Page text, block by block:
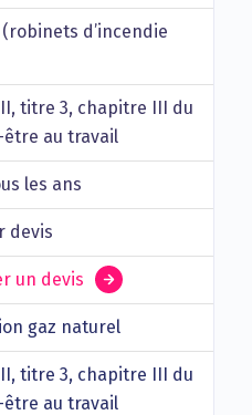
d’incendie
titre 3, chapitre III du
être au travail
les ans
devis
un devis
gaz naturel
titre 3, chapitre III du
être au travail